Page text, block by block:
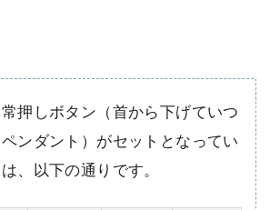
押しボタン（首から下げていつ
ンダント）がセットとなってい
、以下の通りです。